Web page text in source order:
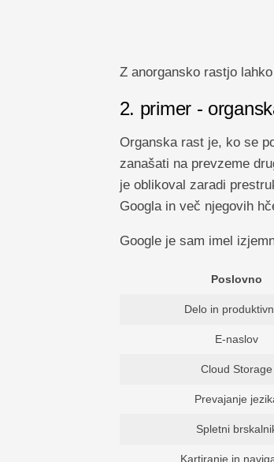
Z anorgansko rastjo
2. primer -
Organska rast je, ko se
zanašati na prevzeme
je oblikoval zaradi
Googla in več njegovih
Google je sam imel
Poslovno
Delo in
E-naslov
Cloud Storage
Prevajanje
Spletni
Kartiranje in